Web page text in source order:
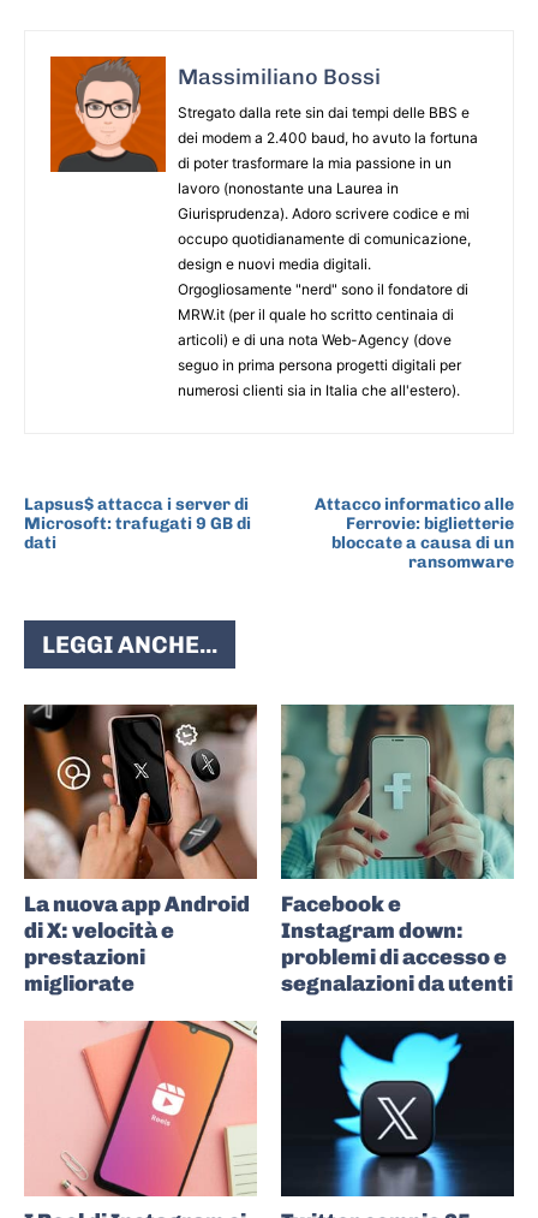
Massimiliano Bossi
Stregato dalla rete sin dai tempi delle BBS e
dei modem a 2.400 baud, ho avuto la fortuna
di poter trasformare la mia passione in un
lavoro (nonostante una Laurea in
Giurisprudenza). Adoro scrivere codice e mi
occupo quotidianamente di comunicazione,
design e nuovi media digitali.
Orgogliosamente "nerd" sono il fondatore di
MRW.it (per il quale ho scritto centinaia di
articoli) e di una nota Web-Agency (dove
seguo in prima persona progetti digitali per
numerosi clienti sia in Italia che all'estero).
Lapsus$ attacca i server di
Microsoft: trafugati 9 GB di
dati
Attacco informatico alle
Ferrovie: biglietterie
bloccate a causa di un
ransomware
LEGGI ANCHE...
La nuova app Android
di X: velocità e
prestazioni
migliorate
Facebook e
Instagram down:
problemi di accesso e
segnalazioni da utenti